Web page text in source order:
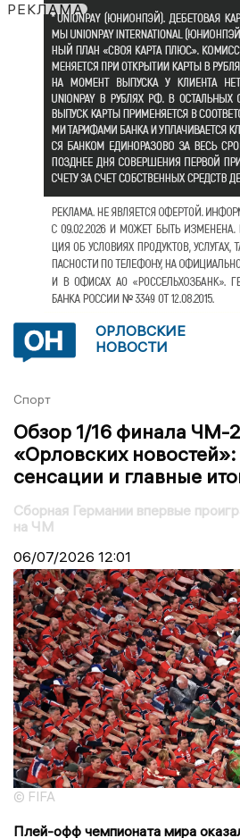
РЕКЛАМА
ОРЛОВСКИЕ
НОВОСТИ
Спорт
Обзор 1/16 финала ЧМ-
«Орловских новостей»:
сенсации и главные
Сборная Германии впервые
на ЧМ
06/07/2026 12:01
© FIFA
Плей-офф чемпионата мира